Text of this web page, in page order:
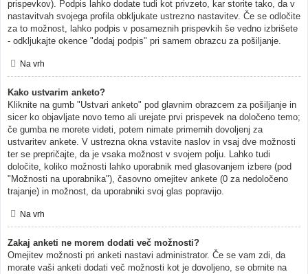
prispevkov). Podpis lahko dodate tudi kot privzeto, kar storite tako, da v
nastavitvah svojega profila obkljukate ustrezno nastavitev. Če se odločite
za to možnost, lahko podpis v posameznih prispevkih še vedno izbrišete
- odkljukajte okence "dodaj podpis" pri samem obrazcu za pošiljanje.
Na vrh
Kako ustvarim anketo?
Kliknite na gumb "Ustvari anketo" pod glavnim obrazcem za pošiljanje in
sicer ko objavljate novo temo ali urejate prvi prispevek na določeno temo;
če gumba ne morete videti, potem nimate primernih dovoljenj za
ustvaritev ankete. V ustrezna okna vstavite naslov in vsaj dve možnosti
ter se prepričajte, da je vsaka možnost v svojem polju. Lahko tudi
določite, koliko možnosti lahko uporabnik med glasovanjem izbere (pod
"Možnosti na uporabnika"), časovno omejitev ankete (0 za nedoločeno
trajanje) in možnost, da uporabniki svoj glas popravijo.
Na vrh
Zakaj anketi ne morem dodati več možnosti?
Omejitev možnosti pri anketi nastavi administrator. Če se vam zdi, da
morate vaši anketi dodati več možnosti kot je dovoljeno, se obrnite na